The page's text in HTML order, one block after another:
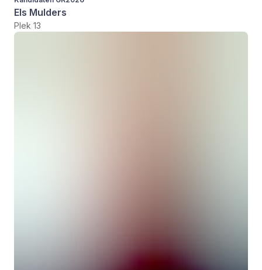
Els Mulders
Plek 13